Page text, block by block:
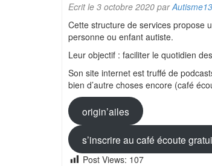
Ecrit le 3 octobre 2020 par
Cette structure de services propose
personne ou enfant autiste.
Leur objectif : faciliter le quotidien
Son site internet est truffé de
bien d’autre choses encore (café
origin’ailes
s’inscrire au café écoute
Post Views: 107